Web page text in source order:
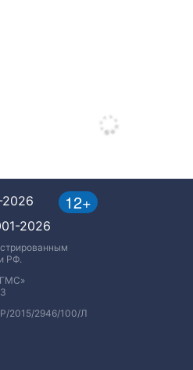
12+
2026
РФ.
2015/2946/100/Л